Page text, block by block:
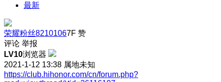
最新
荣耀粉丝82101067F 赞
评论 举报
LV10浏览器
2021-1-12 13:38 属地未知
https://club.hihonor.com/cn/forum.php?